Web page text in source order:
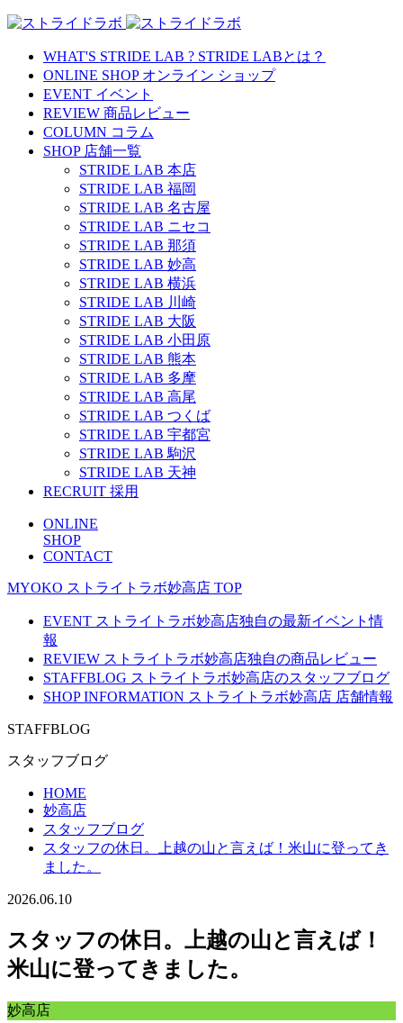
WHAT'S STRIDE LAB ? STRIDE LABとは？
ONLINE SHOP オンライン ショップ
EVENT イベント
REVIEW 商品レビュー
COLUMN コラム
SHOP 店舗一覧
STRIDE LAB 本店
STRIDE LAB 福岡
STRIDE LAB 名古屋
STRIDE LAB ニセコ
STRIDE LAB 那須
STRIDE LAB 妙高
STRIDE LAB 横浜
STRIDE LAB 川崎
STRIDE LAB 大阪
STRIDE LAB 小田原
STRIDE LAB 熊本
STRIDE LAB 多摩
STRIDE LAB 高尾
STRIDE LAB つくば
STRIDE LAB 宇都宮
STRIDE LAB 駒沢
STRIDE LAB 天神
RECRUIT 採用
ONLINE
SHOP
CONTACT
MYOKO ストライトラボ妙高店 TOP
EVENT ストライトラボ妙高店独自の最新イベント情
報
REVIEW ストライトラボ妙高店独自の商品レビュー
STAFFBLOG ストライトラボ妙高店のスタッフブログ
SHOP INFORMATION ストライトラボ妙高店 店舗情報
STAFFBLOG
スタッフブログ
HOME
妙高店
スタッフブログ
スタッフの休日。上越の山と言えば！米山に登ってき
ました。
2026.06.10
スタッフの休日。上越の山と言えば！
米山に登ってきました。
妙高店